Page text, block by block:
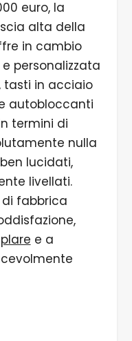
euro, la
alta della
in cambio
personalizzata
tasti in acciaio
autobloccanti
termini di
nulla
lucidati,
livellati.
fabbrica
e a